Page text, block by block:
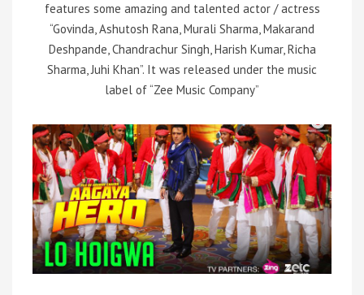
features some amazing and talented actor / actress
“Govinda, Ashutosh Rana, Murali Sharma, Makarand
Deshpande, Chandrachur Singh, Harish Kumar, Richa
Sharma, Juhi Khan”. It was released under the music
label of “Zee Music Company”